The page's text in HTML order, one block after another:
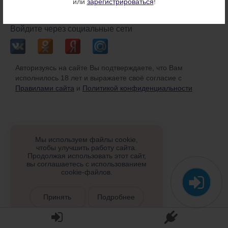
Войдите через социальные сети
Авторизуясь на сайте Вы подтверждаете, что Вам
исполнилось 18 лет и выражаете своё согласие с
Правилами сайта и Политикой конфиденциальности
Мы используем файлы cookie,
чтобы улучшить работу сайта.
Продолжая использовать этот сайт,
вы соглашаетесь с использованием
cookie-файлов.
Принять Подробнее